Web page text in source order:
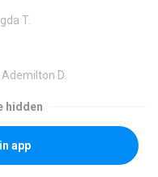
T.
Ademilton D.
hidden
app